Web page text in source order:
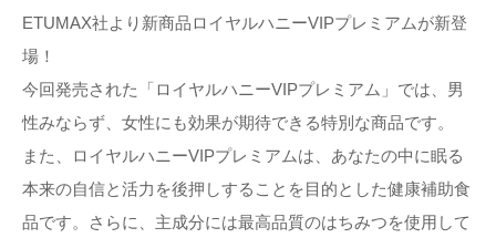
ETUMAX社より新商品ロイヤルハニーVIPプレミアムが新登
場！
今回発売された「ロイヤルハニーVIPプレミアム」では、男
性みならず、女性にも効果が期待できる特別な商品です。
また、ロイヤルハニーVIPプレミアムは、あなたの中に眠る
本来の自信と活力を後押しすることを目的とした健康補助食
品です。さらに、主成分には最高品質のはちみつを使用して